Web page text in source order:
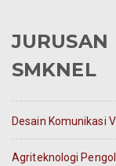
JURUSAN
SMKNEL
Desain Komunikasi
Agriteknologi